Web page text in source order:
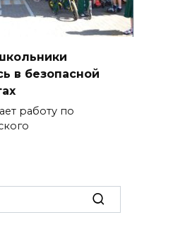
в безопасной
работу по